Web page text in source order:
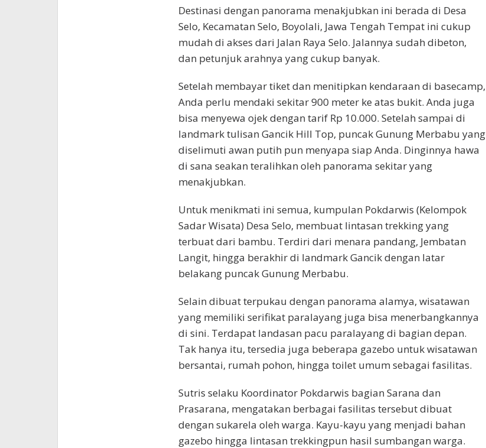
Destinasi dengan panorama menakjubkan ini berada di Desa
Selo, Kecamatan Selo, Boyolali, Jawa Tengah Tempat ini cukup
mudah di akses dari Jalan Raya Selo. Jalannya sudah dibeton,
dan petunjuk arahnya yang cukup banyak.
Setelah membayar tiket dan menitipkan kendaraan di basecamp,
Anda perlu mendaki sekitar 900 meter ke atas bukit. Anda juga
bisa menyewa ojek dengan tarif Rp 10.000. Setelah sampai di
landmark tulisan Gancik Hill Top, puncak Gunung Merbabu yang
diselimuti awan putih pun menyapa siap Anda. Dinginnya hawa
di sana seakan teralihkan oleh panorama sekitar yang
menakjubkan.
Untuk menikmati ini semua, kumpulan Pokdarwis (Kelompok
Sadar Wisata) Desa Selo, membuat lintasan trekking yang
terbuat dari bambu. Terdiri dari menara pandang, Jembatan
Langit, hingga berakhir di landmark Gancik dengan latar
belakang puncak Gunung Merbabu.
Selain dibuat terpukau dengan panorama alamya, wisatawan
yang memiliki serifikat paralayang juga bisa menerbangkannya
di sini. Terdapat landasan pacu paralayang di bagian depan.
Tak hanya itu, tersedia juga beberapa gazebo untuk wisatawan
bersantai, rumah pohon, hingga toilet umum sebagai fasilitas.
Sutris selaku Koordinator Pokdarwis bagian Sarana dan
Prasarana, mengatakan berbagai fasilitas tersebut dibuat
dengan sukarela oleh warga. Kayu-kayu yang menjadi bahan
gazebo hingga lintasan trekkingpun hasil sumbangan warga.